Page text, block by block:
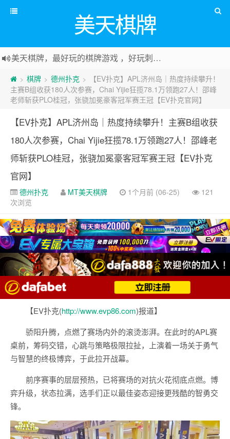
美天棋牌
美天棋牌，最好玩的棋牌游戏 ，好玩刺激可以赚Money，传送门：
> 棋牌 > 德州扑克 >
【EV扑克】APL济州岛｜热度持续攀升！
主赛B组收获180人次参赛，Chai Yijie狂揽78.1万领跑27人！邵峰
老师斩获PLO桂冠，张骁加冕豪客冠军赛王冠【EV扑克官网】
【EV扑克】APL济州岛｜热度持续攀升！主赛B组收获
180人次参赛，Chai Yijie狂揽78.1万领跑27人！邵峰老
师斩获PLO桂冠，张骁加冕豪客冠军赛王冠【EV扑克
官网】
德州扑克 MT美天棋牌 1个月前 (06-25)
121
次浏览
【EV扑克(http://www.evp86.com)报道】
骄阳升腾，点燃了赛场内外的滚烫澎湃。在此时的APL赛
桌前，筹码交错，心跳与策略极限拉扯，上演着一场关于勇气
与智慧的终极博弈，于此拉开战幕。
前序赛事的层层预热，已将赛场的对抗火花彻底点燃。博
弈升级，状态拉满，选手们正以最佳姿态迎接更残酷的智勇交
锋。